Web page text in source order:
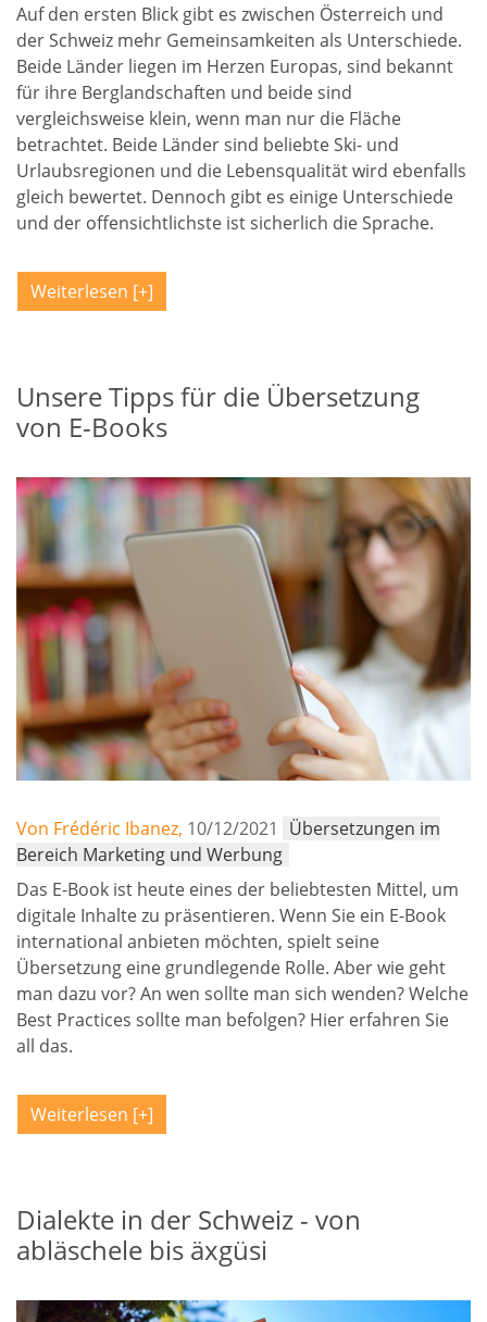
Auf den ersten Blick gibt es zwischen Österreich und
der Schweiz mehr Gemeinsamkeiten als Unterschiede.
Beide Länder liegen im Herzen Europas, sind bekannt
für ihre Berglandschaften und beide sind
vergleichsweise klein, wenn man nur die Fläche
betrachtet. Beide Länder sind beliebte Ski- und
Urlaubsregionen und die Lebensqualität wird ebenfalls
gleich bewertet. Dennoch gibt es einige Unterschiede
und der offensichtlichste ist sicherlich die Sprache.
Weiterlesen
Unsere Tipps für die Übersetzung
von E-Books
Von Frédéric Ibanez, 10/12/2021
Übersetzungen im
Bereich Marketing und Werbung
Das E-Book ist heute eines der beliebtesten Mittel, um
digitale Inhalte zu präsentieren. Wenn Sie ein E-Book
international anbieten möchten, spielt seine
Übersetzung eine grundlegende Rolle. Aber wie geht
man dazu vor? An wen sollte man sich wenden? Welche
Best Practices sollte man befolgen? Hier erfahren Sie
all das.
Weiterlesen
Dialekte in der Schweiz - von
abläschele bis äxgüsi